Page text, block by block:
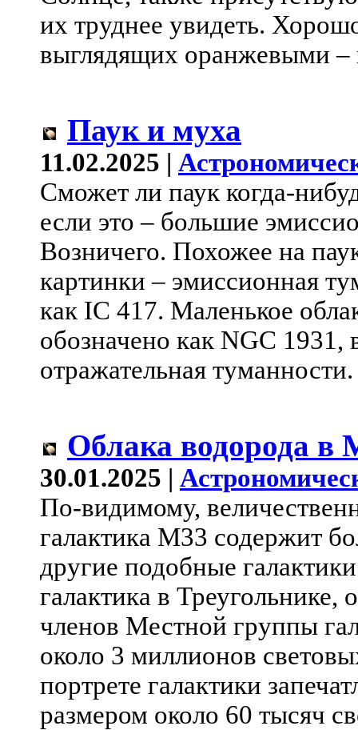
их труднее увидеть.
выглядящих оранжевыми –
Паук и муха
11.02.2025 |
Сможет ли паук когда-
если это – большие
Возничего. Похожее на
картинки – эмиссионная
как IC 417. Маленькое
обозначено как NGC 1931,
отражательная туманности.
Облака водорода в
30.01.2025 |
По-видимому,
галактика M33 содержит
другие подобные
галактика в
членов Местной группы
около 3 миллионов
портрете галактики
размером около 60 тысяч